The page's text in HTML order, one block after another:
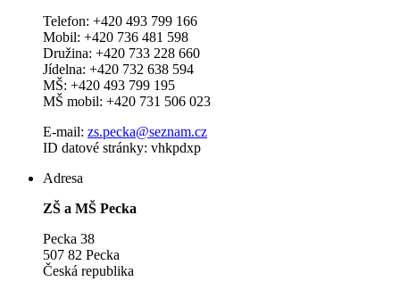
Telefon: +420 493 799 166
Mobil: +420 736 481 598
Družina: +420 733 228 660
Jídelna: +420 732 638 594
MŠ: +420 493 799 195
MŠ mobil: +420 731 506 023
E-mail: zs.pecka@seznam.cz
ID datové stránky: vhkpdxp
Adresa
ZŠ a MŠ Pecka
Pecka 38
507 82 Pecka
Česká republika